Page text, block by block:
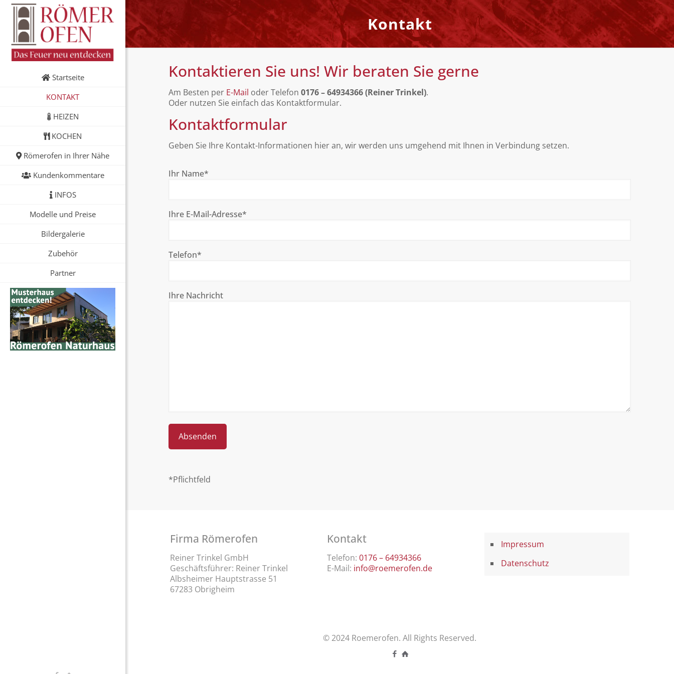
Startseite
KONTAKT
HEIZEN
KOCHEN
Römerofen in Ihrer Nähe
Kundenkommentare
INFOS
Modelle und Preise
Bildergalerie
Zubehör
Partner
Kontakt
Kontaktieren Sie uns! Wir beraten Sie gerne
Am Besten per E-Mail oder Telefon 0176 – 64934366 (Reiner Trinkel).
Oder nutzen Sie einfach das Kontaktformular.
Kontaktformular
Geben Sie Ihre Kontakt-Informationen hier an, wir werden uns umgehend mit Ihnen in Verbindung setzen.
Ihr Name*
Ihre E-Mail-Adresse*
Telefon*
Ihre Nachricht
*Pflichtfeld
Firma Römerofen
Reiner Trinkel GmbH
Geschäftsführer: Reiner Trinkel
Albsheimer Hauptstrasse 51
67283 Obrigheim
Kontakt
Telefon:0176 – 64934366
E-Mail: info@roemerofen.de
Impressum
Datenschutz
© 2024 Roemerofen. All Rights Reserved.